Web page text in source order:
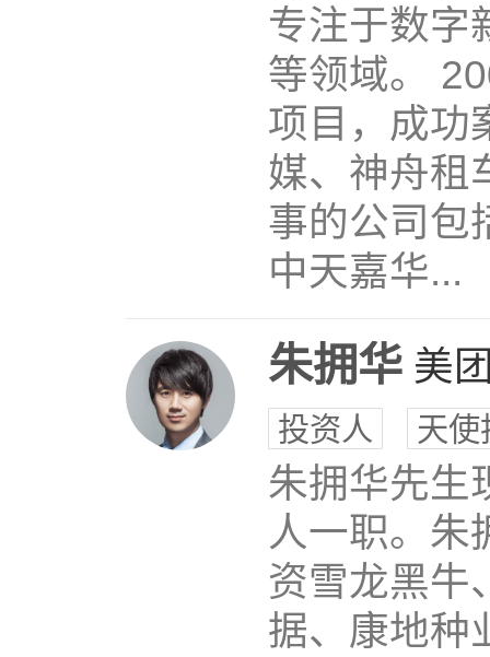
专注于数字
等领域。
项目，成功
媒、神舟租
事的公司包
中天嘉华...
朱拥华 美
投资人 天使
朱拥华先生
人一职。朱
资雪龙黑牛
据、康地种